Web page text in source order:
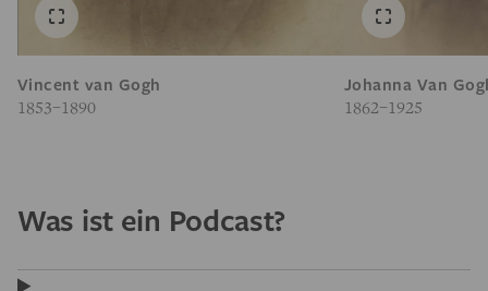
Vincent van Gogh
1853–1890
Johanna Van
1862–1925
Was ist ein Podcast?